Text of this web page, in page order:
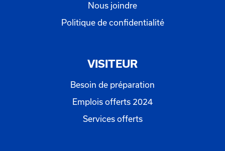
Nous joindre
Politique de confidentialité
VISITEUR
Besoin de préparation
Emplois offerts 2024
Services offerts